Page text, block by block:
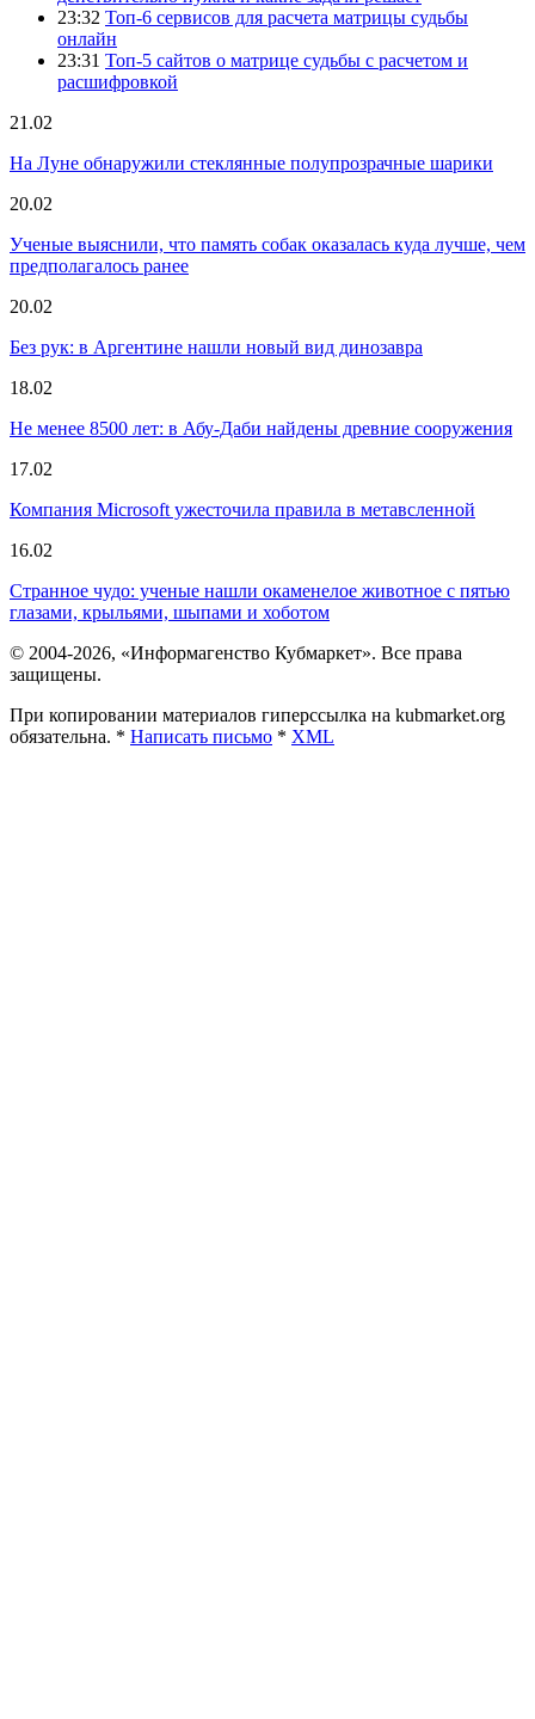
23:32 Топ-6 сервисов для расчета матрицы судьбы
онлайн
23:31 Топ-5 сайтов о матрице судьбы с расчетом и
расшифровкой
21.02
На Луне обнаружили стеклянные полупрозрачные шарики
20.02
Ученые выяснили, что память собак оказалась куда лучше, чем
предполагалось ранее
20.02
Без рук: в Аргентине нашли новый вид динозавра
18.02
Не менее 8500 лет: в Абу-Даби найдены древние сооружения
17.02
Компания Microsoft ужесточила правила в метавсленной
16.02
Странное чудо: ученые нашли окаменелое животное с пятью
глазами, крыльями, шыпами и хоботом
© 2004-2026, «Информагенство Кубмаркет». Все права
защищены.
При копировании материалов гиперссылка на kubmarket.org
обязательна. * Написать письмо * XML